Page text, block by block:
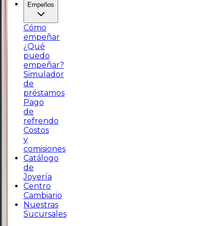
Empeños
Cómo
empeñar
¿Qué
puedo
empeñar?
Simulador
de
préstamos
Pago
de
refrendo
Costos
y
comisiones
Catálogo
de
Joyería
Centro
Cambiario
Nuestras
Sucursales